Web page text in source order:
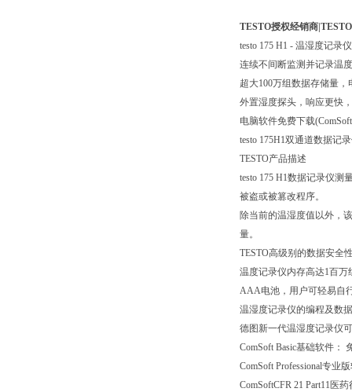
TESTO授权经销商
testo 175 H1 - 温湿度记录仪
连续不间断监测并记录温
超大100万组数据存储量，
外置湿度探头，响应更快
电脑软件免费下载
testo 175H1双通道数据记
TESTO产品描述
testo 175 H1数据记录仪
被盗或被篡改程序。
除当前的温湿度值以外，
量。
TESTO高级别的数据安全
温度记录仪内存高达1百
AAA电池，用户可轻易自
温湿度记录仪的编程及数
德图新一代温湿度记录仪
ComSoft Basic基础软件
ComSoft Professional专
ComSoftCFR 21 Part11医